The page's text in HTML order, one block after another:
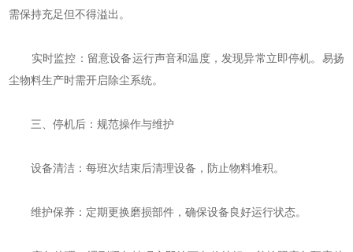
需保持充足但不得溢出。
‌实时监控‌：留意设备运行声音和温度，发现异常立即停机。易扬
尘物料生产时需开启除尘系统。
三、停机后：规范操作与维护
‌设备清洁‌：每班次结束后清理设备，防止物料堆积。
‌维护保养‌：定期更换磨损部件，确保设备良好运行状态。